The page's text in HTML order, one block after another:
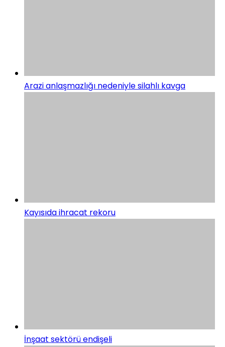
Arazi anlaşmazlığı nedeniyle silahlı kavga
Kayısıda ihracat rekoru
İnşaat sektörü endişeli